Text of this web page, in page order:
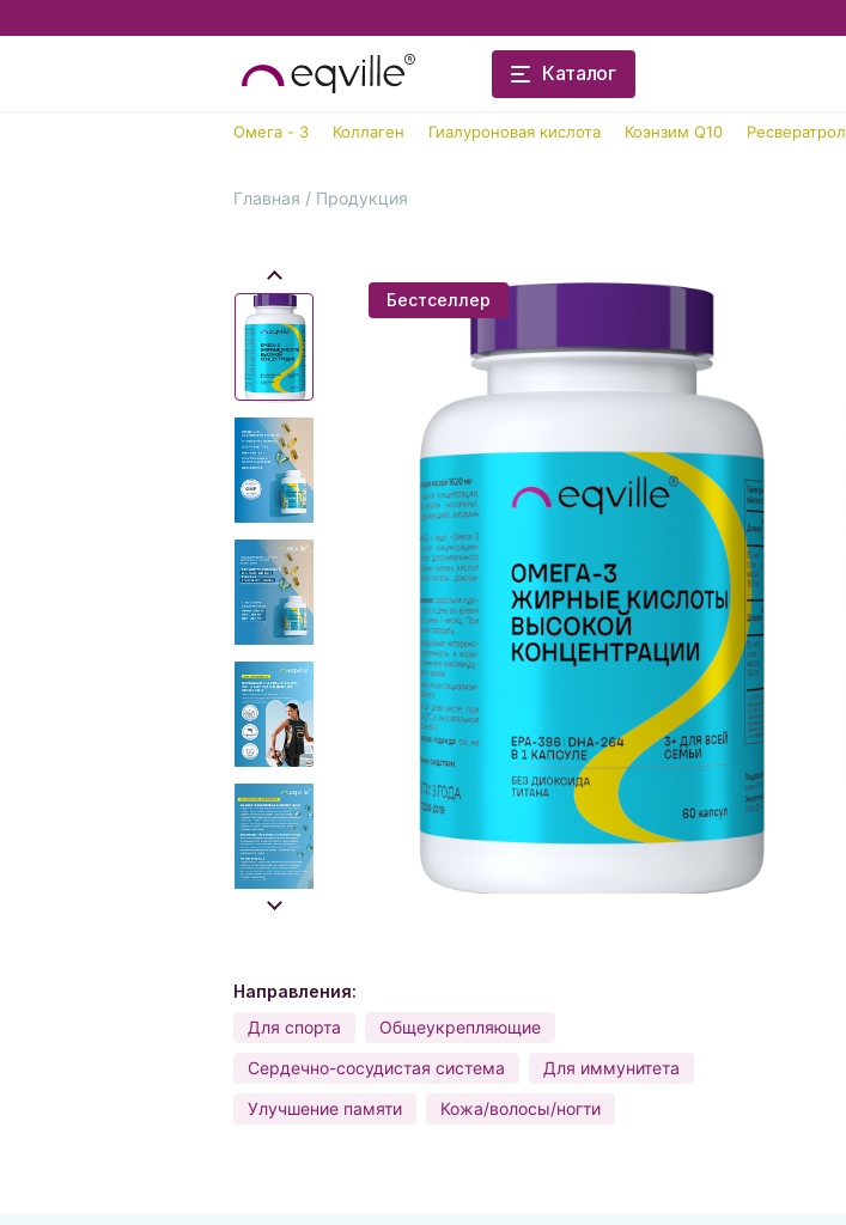
Каталог
Омега - 3 Коллаген Гиалуроновая кислота Коэнзим Q10 Ресвератрол
Главная Продукция
Бестселлер
Направления:
Для спорта
Общеукрепляющие
Сердечно-сосудистая система
Для иммунитета
Улучшение памяти
Кожа/волосы/ногти